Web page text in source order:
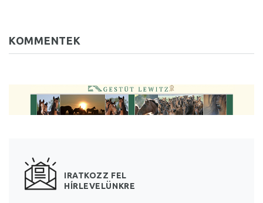
KOMMENTEK
IRATKOZZ FEL
HÍRLEVELÜNKRE